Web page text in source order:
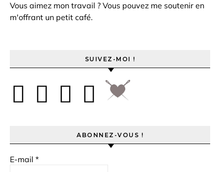
Vous aimez mon travail ? Vous pouvez me soutenir en
m'offrant un petit café.
SUIVEZ-MOI !
ABONNEZ-VOUS !
E-mail *